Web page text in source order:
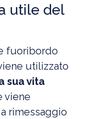
utile del
fuoribordo
utilizzato
sua vita
viene
rimessaggio